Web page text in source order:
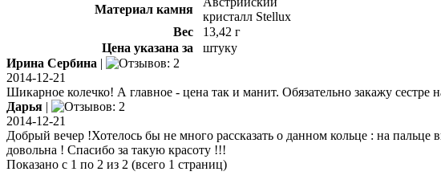
Материал камня
кристалл Stellux
Вес
13,42 г
Цена указана за
штуку
Ирина Сербина |
2014-12-21
Шикарное колечко! А главное - цена так и манит. Обязательно закажу сестре
Дарья |
2014-12-21
Добрый вечер !Хотелось бы не много рассказать о данном кольце : на пальце
довольна ! Спасибо за такую красоту !!!
Показано с 1 по 2 из 2 (всего 1 страниц)